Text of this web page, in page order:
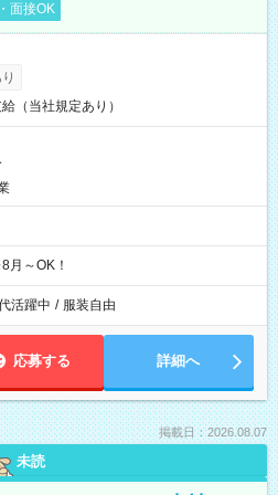
面接OK
（当社規定あり）
～OK！
活躍中 / 服装自由
応募する 詳細へ
掲載日：2026.08.07
未読